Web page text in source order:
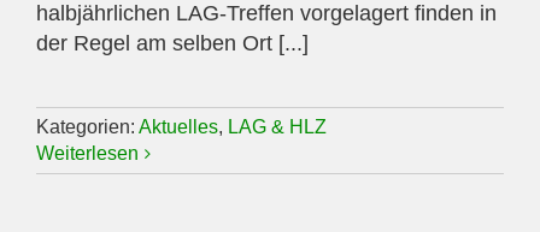
halbjährlichen LAG-Treffen vorgelagert finden in
der Regel am selben Ort [...]
Kategorien: Aktuelles, LAG & HLZ
Weiterlesen